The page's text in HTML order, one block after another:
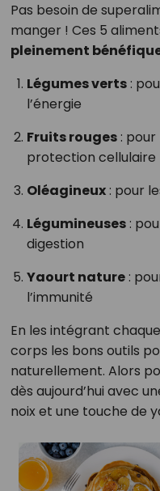
Pas besoin de
manger ! Ces 5
pleinement
Légumes verts:
l’énergie
Fruits rouges: pour
protection cellulaire
Oléagineux: pour
Légumineuses:
digestion
Yaourt nature:
l’immunité
En les intégrant
corps les bons outils
naturellement. Alors
dès aujourd’hui avec
noix et une touche de